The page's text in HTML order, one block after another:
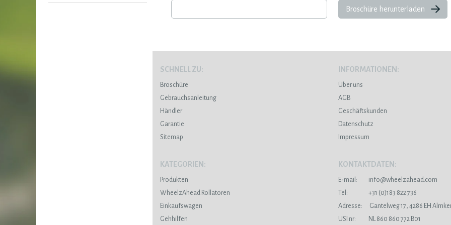
Broschüre herunterladen
SCHNELL ZU:
Broschüre
Gebrauchsanleitung
Händler
Garantie
Sitemap
INFORMATIONEN:
Über uns
AGB
Geschäftskunden
Datenschutz
Impressum
KATEGORIEN:
Produkten
WheelzAhead Rollatoren
Einkaufswagen
Gehhilfen
KONTAKTDATEN:
E-mail:
info@wheelzahead.com
Tel:
+31 (0)183 822 736
Adresse:
Gantelweg 17, 4286 EH
USI nr:
NL 860 860 772 B01